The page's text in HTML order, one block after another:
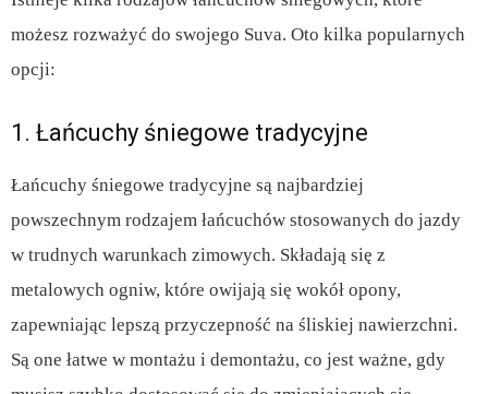
możesz rozważyć do swojego Suva. Oto kilka popularnych
opcji:
1. Łańcuchy śniegowe tradycyjne
Łańcuchy śniegowe tradycyjne są najbardziej
powszechnym rodzajem łańcuchów stosowanych do jazdy
w trudnych warunkach zimowych. Składają się z
metalowych ogniw, które owijają się wokół opony,
zapewniając lepszą przyczepność na śliskiej nawierzchni.
Są one łatwe w montażu i demontażu, co jest ważne, gdy